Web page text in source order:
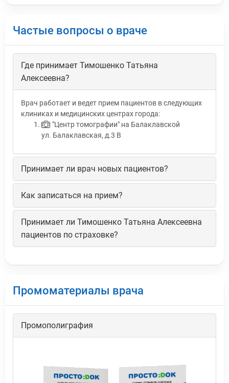
Частые вопросы о враче
Где принимает Тимошенко Татьяна
Алексеевна?
Врач работает и ведет прием пациентов в следующих
клиниках и медицинских центрах города:
"Центр томографии" на Балаклавской
ул. Балаклавская, д.3 В
Принимает ли врач новых пациентов?
Как записаться на прием?
Принимает ли Тимошенко Татьяна Алексеевна
пациентов по страховке?
Промоматериалы врача
Промополиграфия